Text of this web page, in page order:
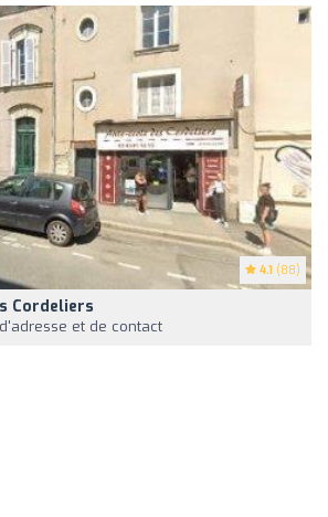
4.1 (88)
Cordeliers
et de contact